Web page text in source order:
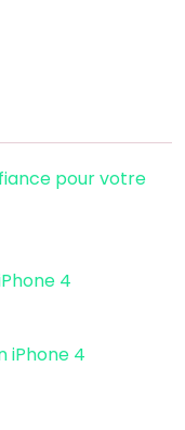
pour votre
4
iPhone 4